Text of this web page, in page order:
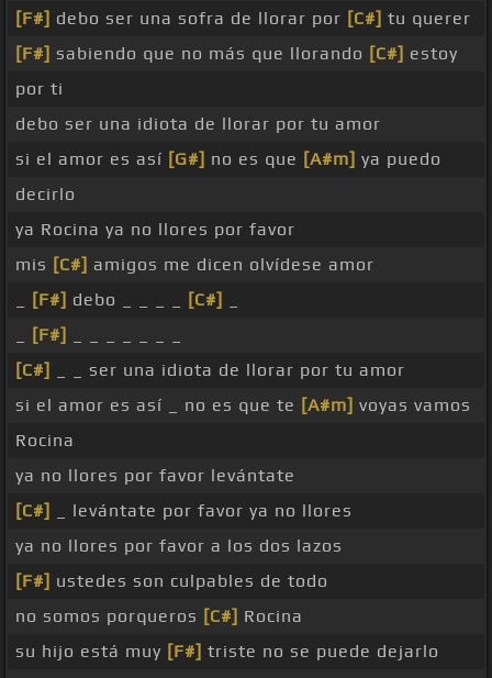
[F#] debo ser una sofra de llorar por [C#] tu querer
[F#] sabiendo que no más que llorando [C#] estoy
por ti
debo ser una idiota de llorar por tu amor
si el amor es así [G#] no es que [A#m] ya puedo
decirlo
ya Rocina ya no llores por favor
mis [C#] amigos me dicen olvídese amor
[F#] debo _ _ _ _ [C#]
[F#]
[C#]
_ _ ser una idiota de llorar por tu amor
si el amor es así _ no es que te [A#m] voyas vamos
Rocina
ya no llores por favor levántate
[C#]
_ levántate por favor ya no llores
ya no llores por favor a los dos lazos
[F#] ustedes son culpables de todo
no somos porqueros [C#] Rocina
su hijo está muy [F#] triste no se puede dejarlo